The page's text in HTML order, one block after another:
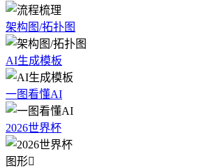
架构图/拓扑图
AI生成模板
一图看懂AI
2026世界杯
图形